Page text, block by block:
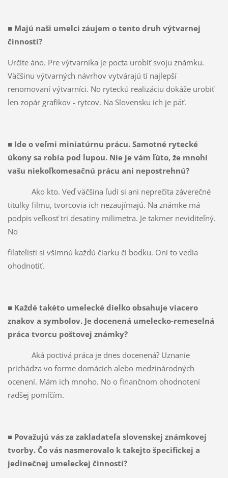
■ Majú naši umelci záujem o tento druh výtvarnej
činnosti?
Určite áno. Pre výtvarníka je pocta urobiť svoju známku.
Väčšinu výtvarných návrhov vytvárajú tí najlepší
renomovaní výtvarníci. No ryteckú realizáciu dokáže urobiť
len zopár grafikov - rytcov. Na Slovensku ich je päť.
■ Ide o veľmi miniatúrnu prácu. Samotné rytecké
úkony sa robia pod lupou. Nie je vám ľúto, že mnohí
vašu niekoľkomesačnú prácu ani nepostrehnú?
Ako kto. Veď väčšina ľudí si ani ne­prečíta záverečné
titulky filmu, tvor­covia ich nezaujímajú. Na známke má
podpis veľkosť tri desatiny mi­limetra. Je takmer neviditeľný.
No
filatelisti si všimnú každú čiarku či bodku. Oni to vedia
ohodnotiť.
■ Každé takéto umelecké dielko obsahuje viacero
znakov a sym­bolov. Je docenená umelecko-remeselná
práca tvorcu poštovej známky?
Aká poctivá práca je dnes doce­nená? Uznanie
prichádza vo for­me domácich alebo medzinárod­ných
ocenení. Mám ich mnoho. No o finančnom ohodnotení
radšej pomlčím.
■ Považujú vás za zakladateľa slovenskej známkovej
tvorby. Čo vás nasmerovalo k takejto špecifickej a
jedinečnej umeleckej činnosti?